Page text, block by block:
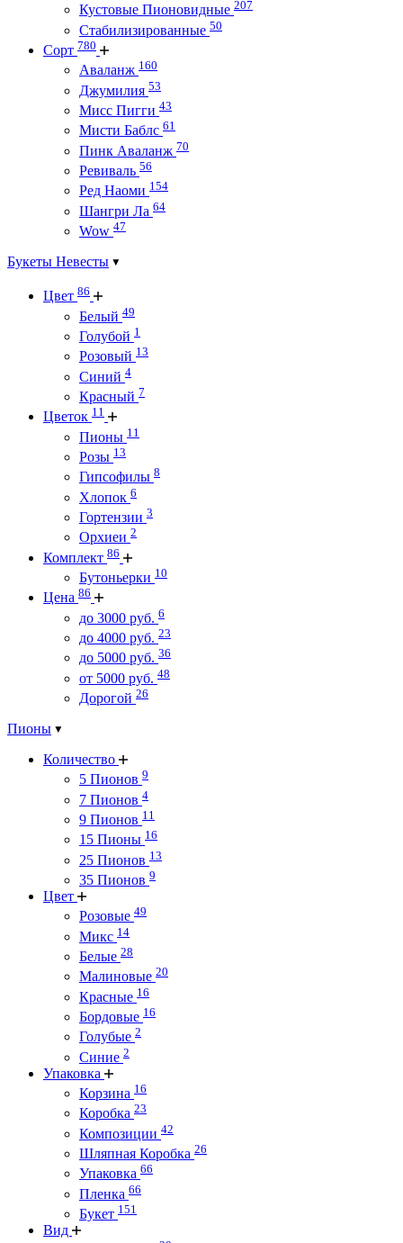
Кустовые Пионовидные 207
Стабилизированные 50
Сорт 780
Аваланж 160
Джумилия 53
Мисс Пигги 43
Мисти Баблс 61
Пинк Аваланж 70
Ревиваль 56
Ред Наоми 154
Шангри Ла 64
Wow 47
Букеты Невесты
Цвет 86
Белый 49
Голубой 1
Розовый 13
Синий 4
Красный 7
Цветок 11
Пионы 11
Розы 13
Гипсофилы 8
Хлопок 6
Гортензии 3
Орхиеи 2
Комплект 86
Бутоньерки 10
Цена 86
до 3000 руб. 6
до 4000 руб. 23
до 5000 руб. 36
от 5000 руб. 48
Дорогой 26
Пионы
Количество
5 Пионов 9
7 Пионов 4
9 Пионов 11
15 Пионы 16
25 Пионов 13
35 Пионов 9
Цвет
Розовые 49
Микс 14
Белые 28
Малиновые 20
Красные 16
Бордовые 16
Голубые 2
Синие 2
Упаковка
Корзина 16
Коробка 23
Композиции 42
Шляпная Коробка 26
Упаковка 66
Пленка 66
Букет 151
Вид